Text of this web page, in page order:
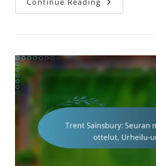
Arzani:
Uran